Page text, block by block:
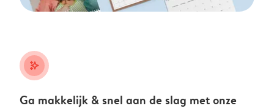
stars_plus
Ga makkelijk & snel aan de slag met onze